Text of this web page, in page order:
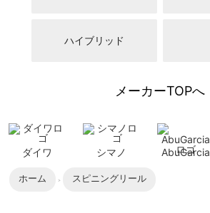
ハイブリッド
メーカーTOPへ
ダイワ シマノ AbuGarcia
ホーム スピニングリール